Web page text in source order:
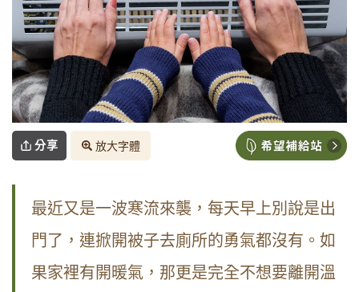
分享 放大字體
最近又是一波寒流來襲，每天早上別說是出
門了，連掀開被子去廁所的勇氣都沒有。如
果家裡有開暖氣，那更是完全不想要離開溫